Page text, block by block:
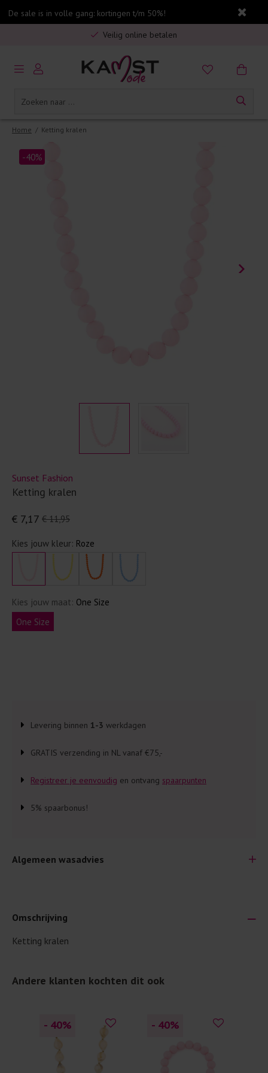
De sale is in volle gang: kortingen t/m 50%!
Gratis verzending in Nederland vanaf €75,-
Veilig online betalen
5% spaarbonus op jouw aankoop
Gratis verzending in Nederland vanaf €75,-
Home / Ketting kralen
-40%
Sunset Fashion
Ketting kralen
€ 11,95
€ 7,17
Kies jouw kleur: Roze
Kies jouw maat: One Size
One Size
Levering binnen 1-3 werkdagen
GRATIS verzending in NL vanaf €75,-
Registreer je eenvoudig en ontvang spaarpunten
5% spaarbonus!
Algemeen wasadvies
Je wilt natuurlijk lang plezier hebben van je nieuwe kleding.
Lees altijd eerst even het was-etiket.
Wees zuinig met wasmiddel. Per kledingstuk is een drupje
Was zo koud mogelijk. Op 20 of 30 graden wassen is vaak
Omschrijving
Ketting kralen
Andere klanten kochten dit ook
- 40% - 40%